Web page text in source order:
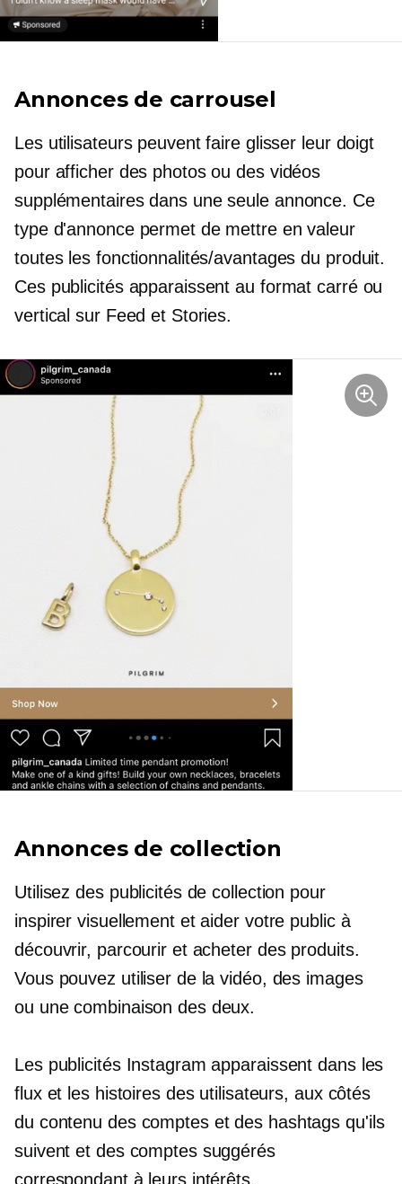
Annonces de carrousel
Les utilisateurs peuvent faire glisser leur doigt
pour afficher des photos ou des vidéos
supplémentaires dans une seule annonce. Ce
type d'annonce permet de mettre en valeur
toutes les fonctionnalités/avantages du produit.
Ces publicités apparaissent au format carré ou
vertical sur Feed et Stories.
Annonces de collection
Utilisez des publicités de collection pour
inspirer visuellement et aider votre public à
découvrir, parcourir et acheter des produits.
Vous pouvez utiliser de la vidéo, des images
ou une combinaison des deux.
Les publicités Instagram apparaissent dans les
flux et les histoires des utilisateurs, aux côtés
du contenu des comptes et des hashtags qu'ils
suivent et des comptes suggérés
correspondant à leurs intérêts.